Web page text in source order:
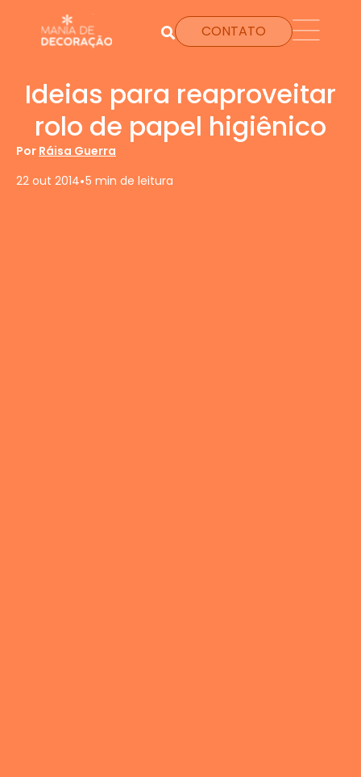
CONTATO
Ideias para reaproveitar
rolo de papel higiênico
Por Ráisa Guerra
22 out 2014•5 min de leitura